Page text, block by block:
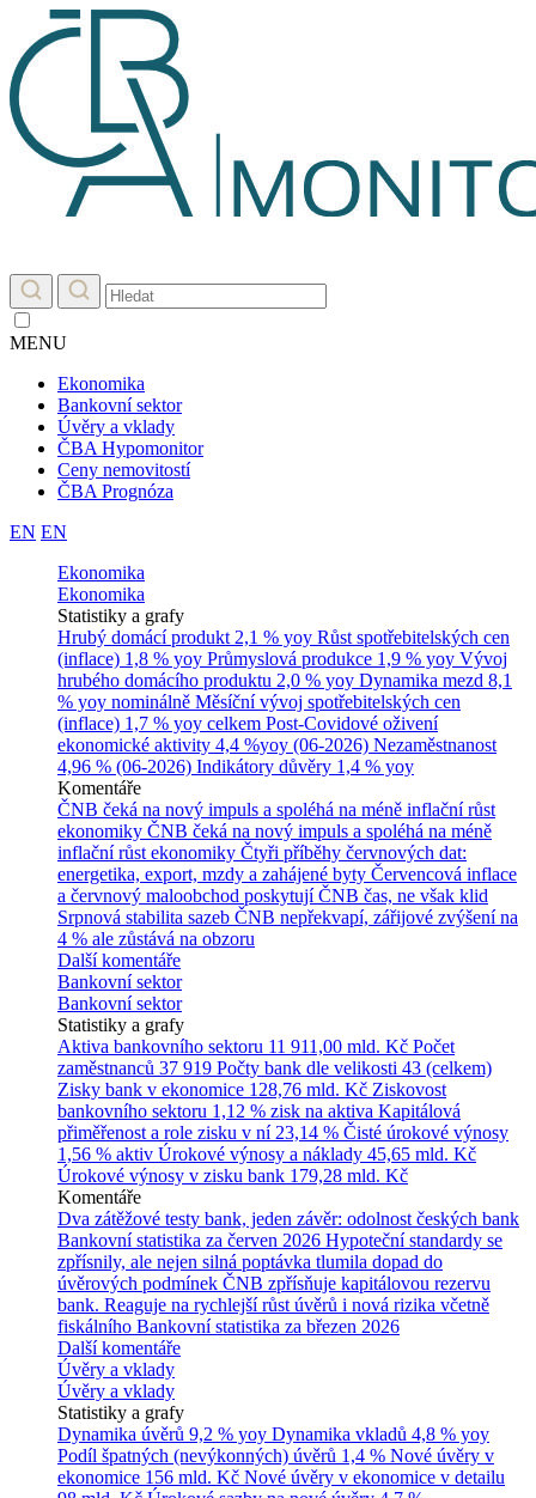
MENU
Ekonomika
Bankovní sektor
Úvěry a vklady
ČBA Hypomonitor
Ceny nemovitostí
ČBA Prognóza
EN EN
Ekonomika
Ekonomika
Statistiky a grafy
Hrubý domácí produkt 2,1 % yoy Růst spotřebitelských cen
(inflace) 1,8 % yoy Průmyslová produkce 1,9 % yoy Vývoj
hrubého domácího produktu 2,0 % yoy Dynamika mezd 8,1
% yoy nominálně Měsíční vývoj spotřebitelských cen
(inflace) 1,7 % yoy celkem Post-Covidové oživení
ekonomické aktivity 4,4 %yoy (06-2026) Nezaměstnanost
4,96 % (06-2026) Indikátory důvěry 1,4 % yoy
Komentáře
ČNB čeká na nový impuls a spoléhá na méně inflační růst
ekonomiky ČNB čeká na nový impuls a spoléhá na méně
inflační růst ekonomiky Čtyři příběhy červnových dat:
energetika, export, mzdy a zahájené byty Červencová inflace
a červnový maloobchod poskytují ČNB čas, ne však klid
Srpnová stabilita sazeb ČNB nepřekvapí, zářijové zvýšení na
4 % ale zůstává na obzoru
Další komentáře
Bankovní sektor
Bankovní sektor
Statistiky a grafy
Aktiva bankovního sektoru 11 911,00 mld. Kč Počet
zaměstnanců 37 919 Počty bank dle velikosti 43 (celkem)
Zisky bank v ekonomice 128,76 mld. Kč Ziskovost
bankovního sektoru 1,12 % zisk na aktiva Kapitálová
přiměřenost a role zisku v ní 23,14 % Čisté úrokové výnosy
1,56 % aktiv Úrokové výnosy a náklady 45,65 mld. Kč
Úrokové výnosy v zisku bank 179,28 mld. Kč
Komentáře
Dva zátěžové testy bank, jeden závěr: odolnost českých bank
Bankovní statistika za červen 2026 Hypoteční standardy se
zpřísnily, ale nejen silná poptávka tlumila dopad do
úvěrových podmínek ČNB zpřísňuje kapitálovou rezervu
bank. Reaguje na rychlejší růst úvěrů i nová rizika včetně
fiskálního Bankovní statistika za březen 2026
Další komentáře
Úvěry a vklady
Úvěry a vklady
Statistiky a grafy
Dynamika úvěrů 9,2 % yoy Dynamika vkladů 4,8 % yoy
Podíl špatných (nevýkonných) úvěrů 1,4 % Nové úvěry v
ekonomice 156 mld. Kč Nové úvěry v ekonomice v detailu